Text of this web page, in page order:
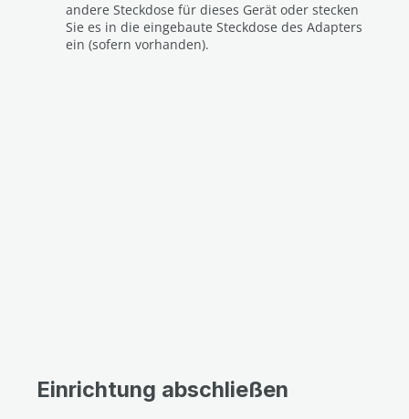
andere Steckdose für dieses Gerät oder stecken
Sie es in die eingebaute Steckdose des Adapters
ein (sofern vorhanden).
Einrichtung abschließen